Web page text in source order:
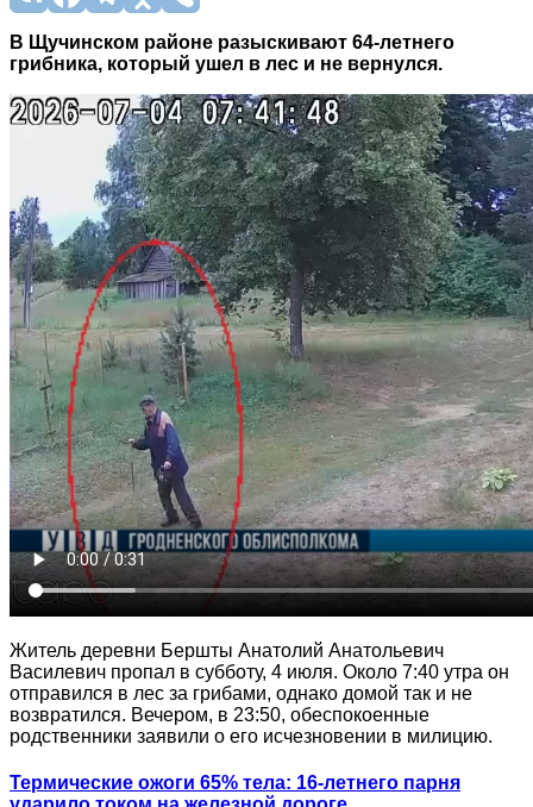
В Щучинском районе разыскивают 64-летнего
грибника, который ушел в лес и не вернулся.
Житель деревни Бершты Анатолий Анатольевич
Василевич пропал в субботу, 4 июля. Около 7:40 утра он
отправился в лес за грибами, однако домой так и не
возвратился. Вечером, в 23:50, обеспокоенные
родственники заявили о его исчезновении в милицию.
Термические ожоги 65% тела: 16-летнего парня